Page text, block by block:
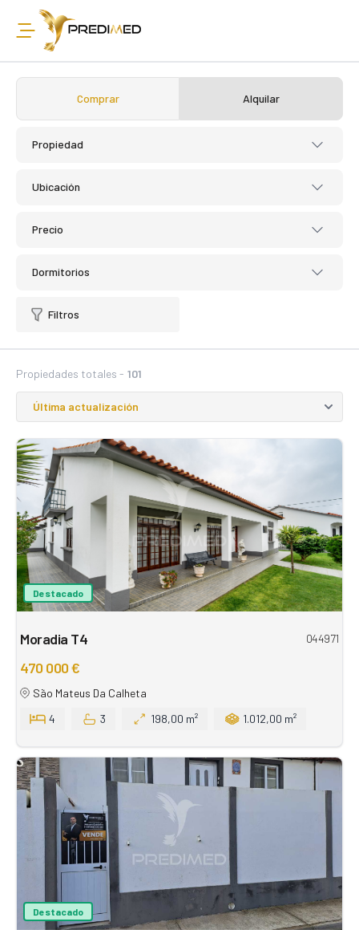
Comprar Alquilar
Propiedad
Ubicación
Precio
Dormitorios
Filtros
Propiedades totales - 101
Destacado
Moradia T4 044971
470 000 €
São Mateus Da Calheta
4
3 198,00 m² 1.012,00 m²
Destacado